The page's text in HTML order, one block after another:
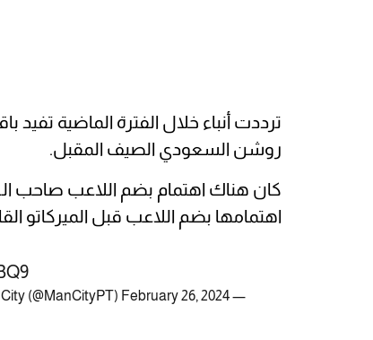
ترددت أنباء خلال الفترة الماضية تفيد
روشن السعودي الصيف المقبل.
اهتمامها بضم اللاعب قبل الميركاتو
— Manchester City (@ManCityPT)
February 26, 2024